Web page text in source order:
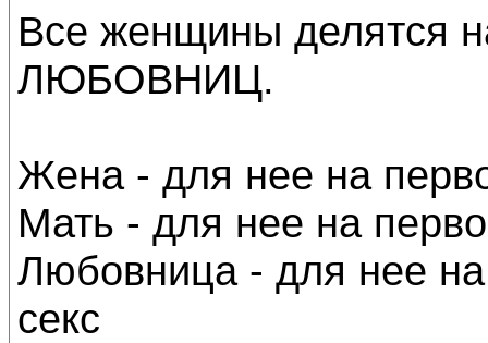
Все женщины
ЛЮБОВНИЦ.
Жена - для нее на
Мать - для нее на
Любовница - для нее
секс